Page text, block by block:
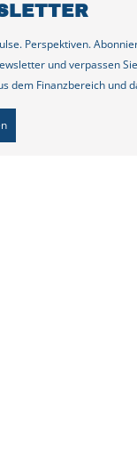
Perspektiven.
und verpassen
dem Finanzbereich und